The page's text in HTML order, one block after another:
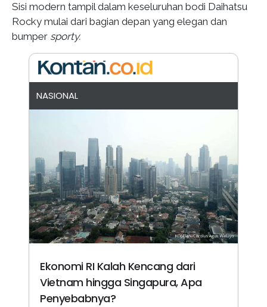
Sisi modern tampil dalam keseluruhan bodi Daihatsu
Rocky mulai dari bagian depan yang elegan dan
bumper sporty.
NASIONAL
Ekonomi RI Kalah Kencang dari
Vietnam hingga Singapura, Apa
Penyebabnya?